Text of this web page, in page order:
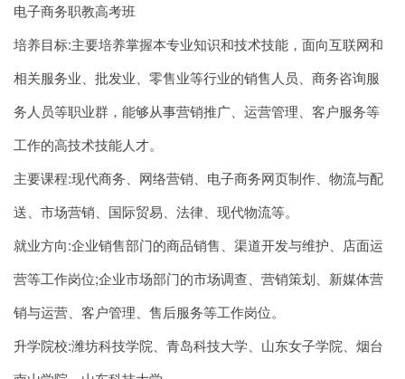
电子商务职教高考班
培养目标:主要培养掌握本专业知识和技术技能，面向互联网和
相关服务业、批发业、零售业等行业的销售人员、商务咨询服
务人员等职业群，能够从事营销推广、运营管理、客户服务等
工作的高技术技能人才。
主要课程:现代商务、网络营销、电子商务网页制作、物流与配
送、市场营销、国际贸易、法律、现代物流等。
就业方向:企业销售部门的商品销售、渠道开发与维护、店面运
营等工作岗位;企业市场部门的市场调查、营销策划、新媒体营
销与运营、客户管理、售后服务等工作岗位。
升学院校:潍坊科技学院、青岛科技大学、山东女子学院、烟台